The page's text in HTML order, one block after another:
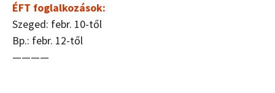
ÉFT foglalkozások:
Szeged: febr. 10-től
Bp.: febr. 12-től
————